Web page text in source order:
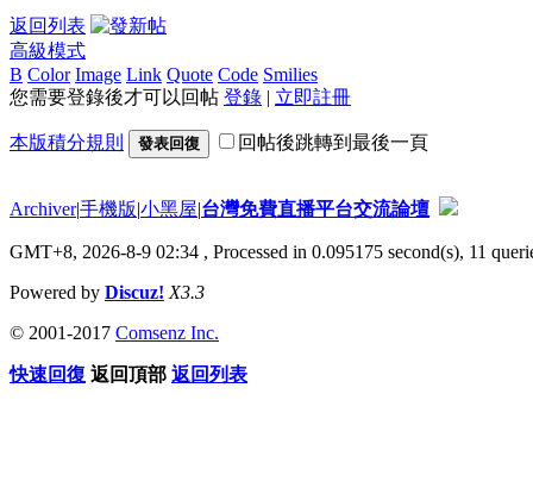
返回列表
高級模式
B Color Image Link Quote Code Smilies
您需要登錄後才可以回帖 登錄 | 立即註冊
本版積分規則 發表回復 回帖後跳轉到最後一頁
Archiver|手機版|小黑屋|台灣免費直播平台交流論壇
GMT+8, 2026-8-9 02:34 , Processed in 0.095175 second(s), 11
Powered by Discuz! X3.3
© 2001-2017 Comsenz Inc.
快速回復 返回頂部 返回列表